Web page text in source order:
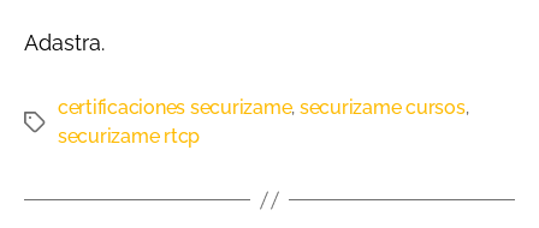
Adastra.
certificaciones securizame, securizame cursos,
securizame rtcp